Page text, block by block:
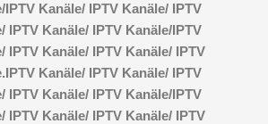
IPTV Kanäle/ IPTV Kanäle/
IPTV
IPTV Kanäle/ IPTV Kanäle/ IPTV
IPTV Kanäle/ IPTV Kanäle/
IPTV
IPTV Kanäle/ IPTV Kanäle/
IPTV
IPTV Kanäle/ IPTV Kanäle/ IPTV
IPTV Kanäle/ IPTV Kanäle/
IPTV